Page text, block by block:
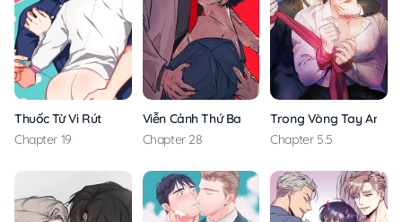
Thuốc Từ Vi Rút
Chapter 19
Viễn Cảnh Thứ Ba
Chapter 28
Trong Vòng Tay Anh
Chapter 5.5